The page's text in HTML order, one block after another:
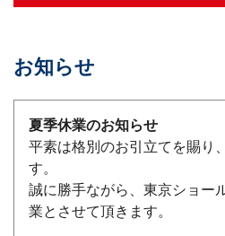
お知らせ
夏季休業のお知らせ
平素は格別のお引立てを賜り
す。
誠に勝手ながら、東京ショー
業とさせて頂きます。